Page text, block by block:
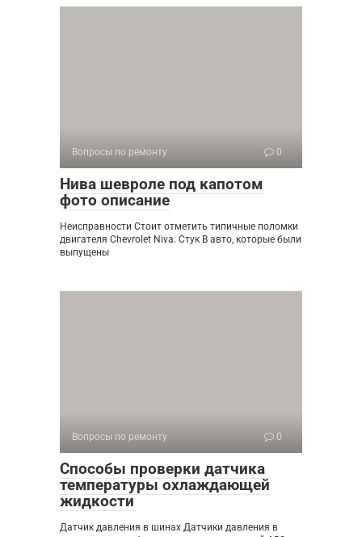
Вопросы по ремонту 0
Нива шевроле под капотом
фото описание
Неисправности Стоит отметить типичные поломки
двигателя Chevrolet Niva. Стук В авто, которые были
выпущены
Вопросы по ремонту 0
Способы проверки датчика
температуры охлаждающей
жидкости
Датчик давления в шинах Датчики давления в